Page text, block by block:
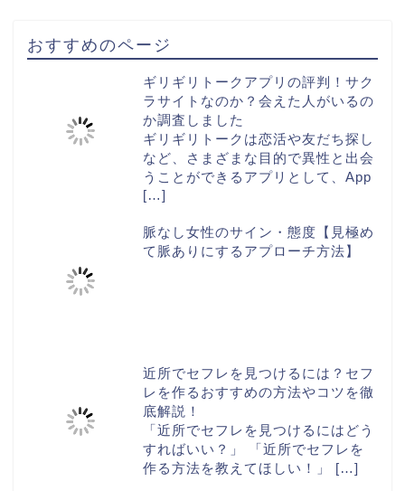
おすすめのページ
ギリギリトークアプリの評判！サク
ラサイトなのか？会えた人がいるの
か調査しました
ギリギリトークは恋活や友だち探し
など、さまざまな目的で異性と出会
うことができるアプリとして、App
[…]
脈なし女性のサイン・態度【見極め
て脈ありにするアプローチ方法】
近所でセフレを見つけるには？セフ
レを作るおすすめの方法やコツを徹
底解説！
「近所でセフレを見つけるにはどう
すればいい？」 「近所でセフレを
作る方法を教えてほしい！」 […]